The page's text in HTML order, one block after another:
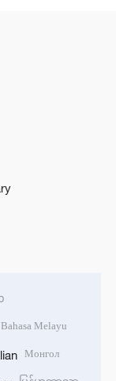
Bahasa Melayu
Монгол